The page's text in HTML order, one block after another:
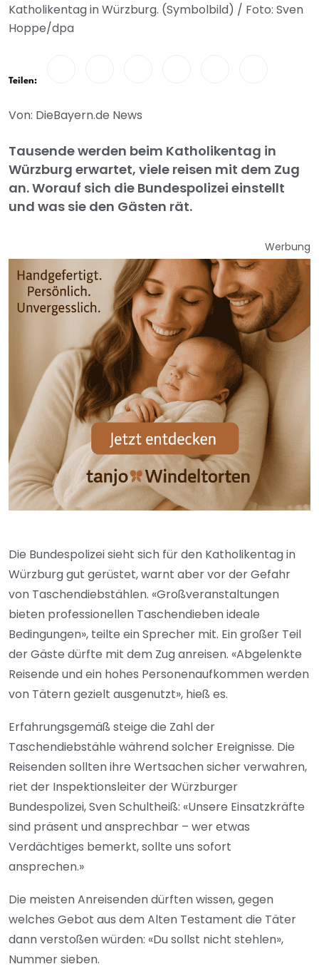
Katholikentag in Würzburg. (Symbolbild) / Foto: Sven
Hoppe/dpa
Teilen:
Von: DieBayern.de News
Tausende werden beim Katholikentag in
Würzburg erwartet, viele reisen mit dem Zug
an. Worauf sich die Bundespolizei einstellt
und was sie den Gästen rät.
Werbung
Die Bundespolizei sieht sich für den Katholikentag in
Würzburg gut gerüstet, warnt aber vor der Gefahr
von Taschendiebstählen. «Großveranstaltungen
bieten professionellen Taschendieben ideale
Bedingungen», teilte ein Sprecher mit. Ein großer Teil
der Gäste dürfte mit dem Zug anreisen. «Abgelenkte
Reisende und ein hohes Personenaufkommen werden
von Tätern gezielt ausgenutzt», hieß es.
Erfahrungsgemäß steige die Zahl der
Taschendiebstähle während solcher Ereignisse. Die
Reisenden sollten ihre Wertsachen sicher verwahren,
riet der Inspektionsleiter der Würzburger
Bundespolizei, Sven Schultheiß: «Unsere Einsatzkräfte
sind präsent und ansprechbar – wer etwas
Verdächtiges bemerkt, sollte uns sofort
ansprechen.»
Die meisten Anreisenden dürften wissen, gegen
welches Gebot aus dem Alten Testament die Täter
dann verstoßen würden: «Du sollst nicht stehlen»,
Nummer sieben.